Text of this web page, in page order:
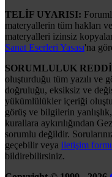
TELİF UYARISI:
materyallerin tüm hakları
materyalleri izinsiz
Sanat Eserleri Yasası'na
SORUMLULUK
oluşturduğu tüm yazılı ve
doğruluğu, eksiksiz ve
yükümlülükler içeriği
görüş ve bilgilerin
kurallara aykırılığından
sorumlu değildir.
geçebilir veya iletişim
bildirebilirsiniz.